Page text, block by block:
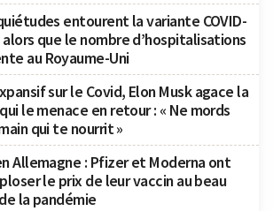
entourent la variante COVID-
alors que le nombre d’hospitalisations
au Royaume-Uni
sur le Covid, Elon Musk agace la
le menace en retour : « Ne mords
qui te nourrit »
Allemagne : Pfizer et Moderna ont
le prix de leur vaccin au beau
la pandémie